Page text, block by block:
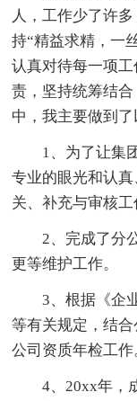
人，工作少了许
持“精益求精，一
认真对待每一项
责，坚持统筹结
中，我主要做到了
1、为了让集
专业的眼光和认
关、补充与审核工
2、完成了分
更等维护工作。
3、根据《企
等有关规定，结
公司资质年检工作
4、20xx年，